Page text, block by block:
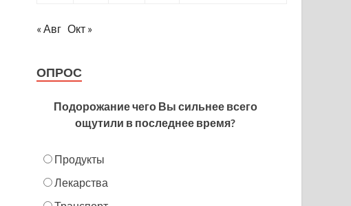
« Авг Окт »
ОПРОС
Подорожание чего Вы сильнее всего
ощутили в последнее время?
Продукты
Лекарства